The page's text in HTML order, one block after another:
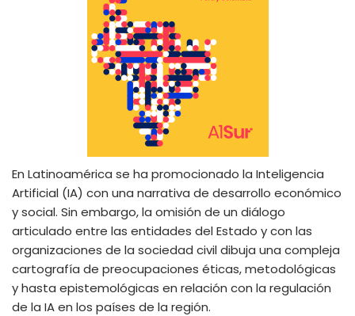
En Latinoamérica se ha promocionado la Inteligencia
Artificial (IA) con una narrativa de desarrollo económico
y social. Sin embargo, la omisión de un diálogo
articulado entre las entidades del Estado y con las
organizaciones de la sociedad civil dibuja una compleja
cartografía de preocupaciones éticas, metodológicas
y hasta epistemológicas en relación con la regulación
de la IA en los países de la región.